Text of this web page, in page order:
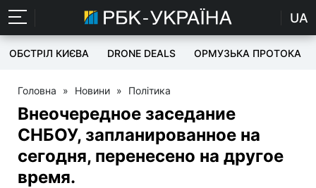
UA
ОБСТРІЛ КИЄВА DRONE DEALS ОРМУЗЬКА ПРОТОКА
Головна » Новини » Політика
Внеочередное заседание
СНБОУ, запланированное на
сегодня, перенесено на другое
время.